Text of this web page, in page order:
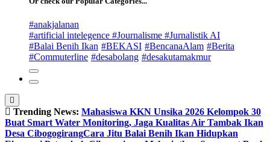
#anakjalanan
#artificial intelegence #Journalisme #Jurnalistik AI
#Balai Benih Ikan #BEKASI #BencanaAlam #Berita
#Commuterline #desabolang #desakutamakmur
Trending News: Mahasiswa KKN Unsika 2026 Kelompok 30
Buat Smart Water Monitoring, Jaga Kualitas Air Tambak Ikan
Desa CibogogirangCara Jitu Balai Benih Ikan Hidupkan